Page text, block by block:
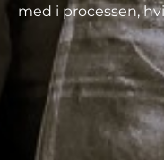
med i processen,